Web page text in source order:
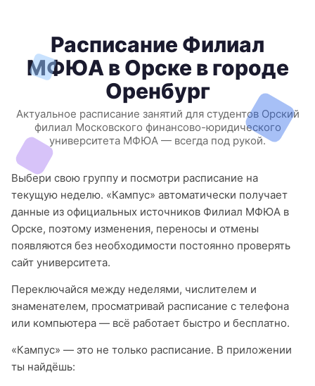
Расписание Филиал
МФЮА в Орске в городе
Оренбург
Актуальное расписание занятий для студентов Орский
филиал Московского финансово-юридического
университета МФЮА — всегда под рукой.
Выбери свою группу и посмотри расписание на
текущую неделю. «Кампус» автоматически получает
данные из официальных источников Филиал МФЮА в
Орске, поэтому изменения, переносы и отмены
появляются без необходимости постоянно проверять
сайт университета.
Переключайся между неделями, числителем и
знаменателем, просматривай расписание с телефона
или компьютера — всё работает быстро и бесплатно.
«Кампус» — это не только расписание. В приложении
ты найдёшь: